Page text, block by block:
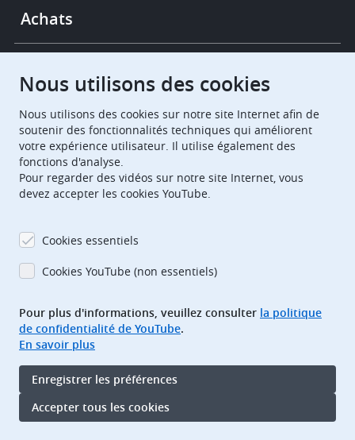
Achats
European Patent Office EPO Jobs
EuropeanPatentOffice
EPOorg EPOjobs
TheEPO
Footer
Adresse bibliographique
Conditions d’utilisation
Protection des données
Accessibilité
Nous utilisons des cookies
Nous utilisons des cookies sur notre site Internet afin de
soutenir des fonctionnalités techniques qui améliorent
votre expérience utilisateur. Il utilise également des
fonctions d'analyse.
Pour regarder des vidéos sur notre site Internet, vous
devez accepter les cookies YouTube.
Cookies essentiels
Cookies YouTube (non essentiels)
Pour plus d'informations, veuillez consulter la politique
de confidentialité de YouTube.
En savoir plus
Enregistrer les préférences
Accepter tous les cookies